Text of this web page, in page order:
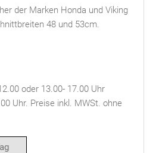
der Marken Honda und Viking
48 und 53cm.
oder 13.00- 17.00 Uhr
Uhr. Preise inkl. MWSt. ohne